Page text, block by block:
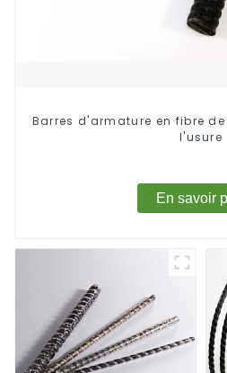
Barres d'armature en fibre
l'usure
En savoir